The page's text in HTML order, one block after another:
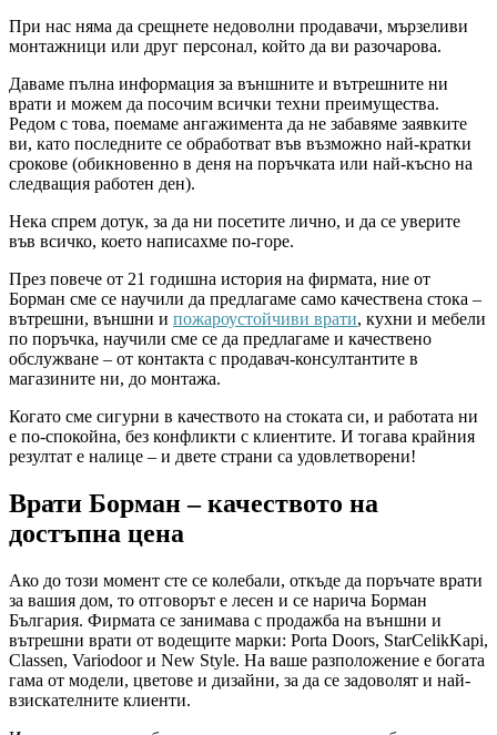
При нас няма да срещнете недоволни продавачи, мързеливи
монтажници или друг персонал, който да ви разочарова.
Даваме пълна информация за външните и вътрешните ни
врати и можем да посочим всички техни преимущества.
Редом с това, поемаме ангажимента да не забавяме заявките
ви, като последните се обработват във възможно най-кратки
срокове (обикновенно в деня на поръчката или най-късно на
следващия работен ден).
Нека спрем дотук, за да ни посетите лично, и да се уверите
във всичко, което написахме по-горе.
През повече от 21 годишна история на фирмата, ние от
Борман сме се научили да предлагаме само качествена стока –
вътрешни, външни и пожароустойчиви врати, кухни и мебели
по поръчка, научили сме се да предлагаме и качествено
обслужване – от контакта с продавач-консултантите в
магазините ни, до монтажа.
Когато сме сигурни в качеството на стоката си, и работата ни
е по-спокойна, без конфликти с клиентите. И тогава крайния
резултат е налице – и двете страни са удовлетворени!
Врати Борман – качеството на
достъпна цена
Ако до този момент сте се колебали, откъде да поръчате врати
за вашия дом, то отговорът е лесен и се нарича Борман
България. Фирмата се занимава с продажба на външни и
вътрешни врати от водещите марки: Porta Doors, StarCelikKapi,
Classen, Variodoor и New Style. На ваше разположение е богата
гама от модели, цветове и дизайни, за да се задоволят и най-
взискателните клиенти.